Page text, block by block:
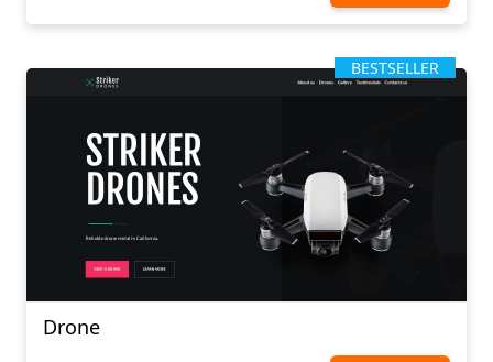
BESTSELLER
Drone